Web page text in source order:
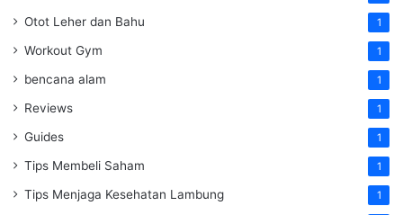
Otot Leher dan Bahu 1
Workout Gym 1
bencana alam 1
Reviews 1
Guides 1
Tips Membeli Saham 1
Tips Menjaga Kesehatan Lambung 1